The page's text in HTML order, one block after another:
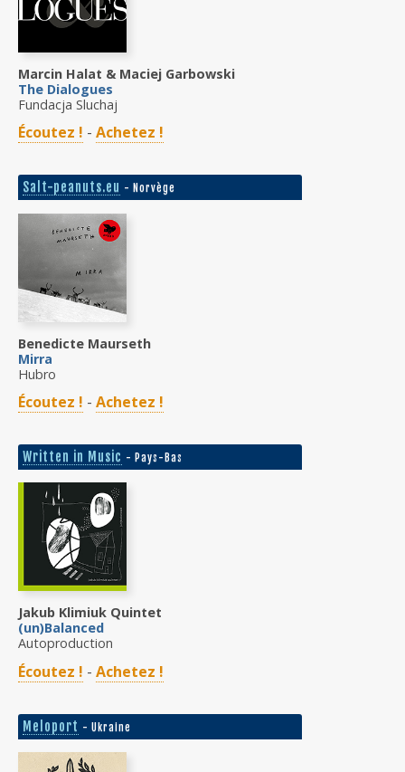
Marcin Halat & Maciej Garbowski
The Dialogues
Fundacja Sluchaj
Écoutez ! - Achetez !
Salt-peanuts.eu - Norvège
Benedicte Maurseth
Mirra
Hubro
Écoutez ! - Achetez !
Written in Music - Pays-Bas
Jakub Klimiuk Quintet
(un)Balanced
Autoproduction
Écoutez ! - Achetez !
Meloport - Ukraine